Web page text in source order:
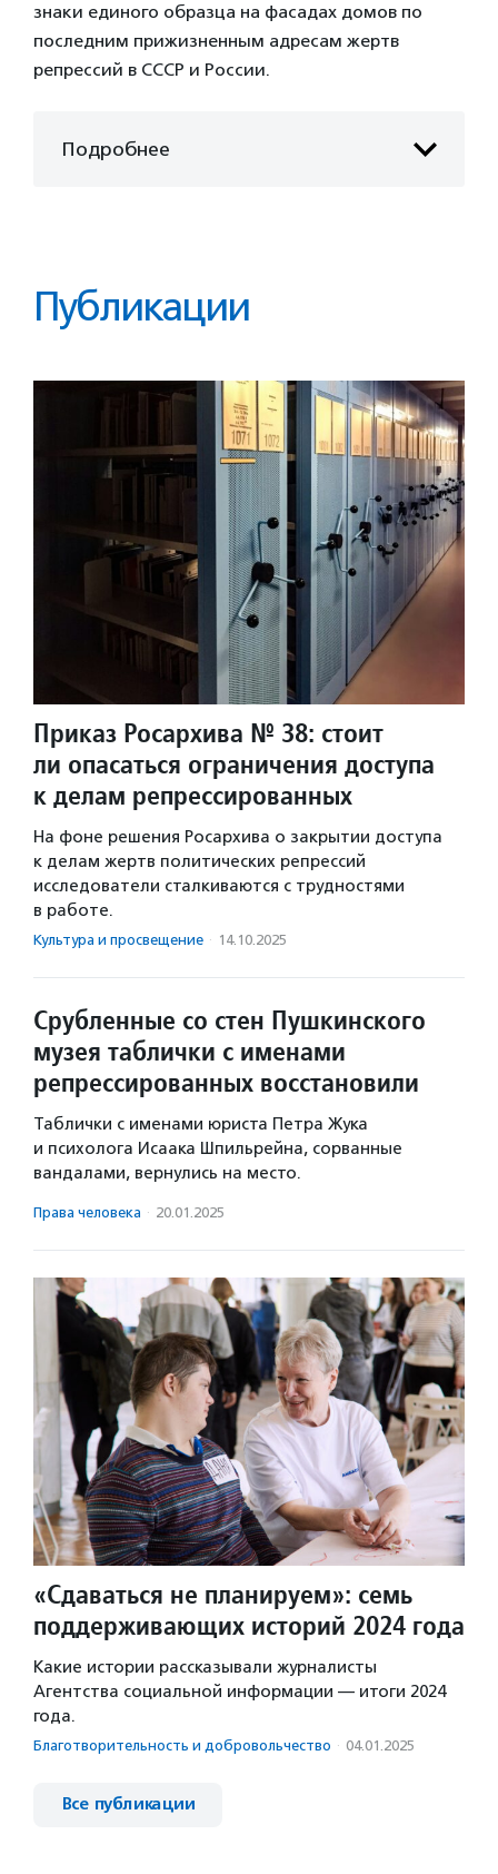
знаки единого образца на фасадах домов по
последним прижизненным адресам жертв
репрессий в СССР и России.
Подробнее
Публикации
Приказ Росархива № 38: стоит
ли опасаться ограничения доступа
к делам репрессированных
На фоне решения Росархива о закрытии доступа
к делам жертв политических репрессий
исследователи сталкиваются с трудностями
в работе.
Культура и просвещение · 14.10.2025
Срубленные со стен Пушкинского
музея таблички с именами
репрессированных восстановили
Таблички с именами юриста Петра Жука
и психолога Исаака Шпильрейна, сорванные
вандалами, вернулись на место.
Права человека · 20.01.2025
«Сдаваться не планируем»: семь
поддерживающих историй 2024 года
Какие истории рассказывали журналисты
Агентства социальной информации — итоги 2024
года.
Благотвори­тель­ность и доброволь­чест­во · 04.01.2025
Все публикации